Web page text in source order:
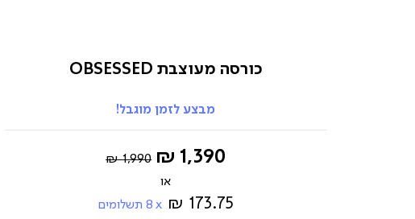
כורסה מעוצבת OBSESSED
מבצע לזמן מוגבל!
החל
1,390 ₪
Regular
1,990 ₪
173.75 ₪
8 תשלומים